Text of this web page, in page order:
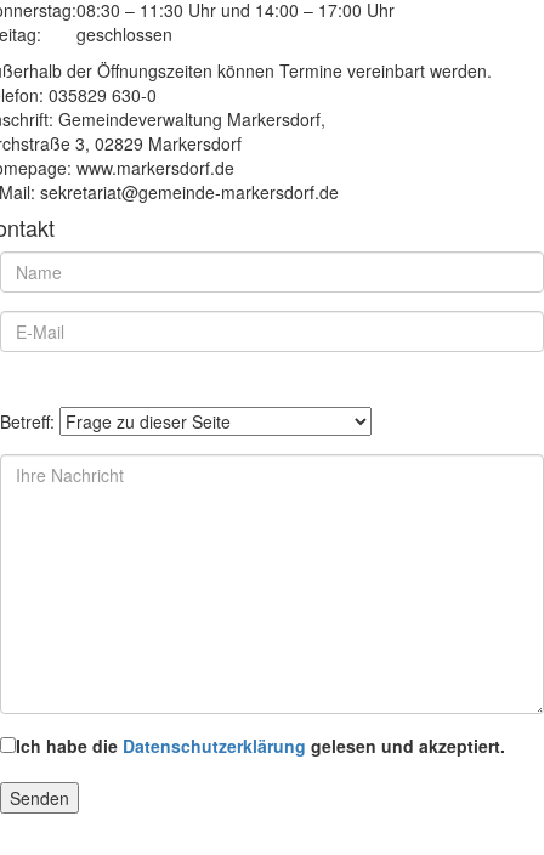
08:30 – 11:30 Uhr und 14:00 – 17:00 Uhr
geschlossen
der Öffnungszeiten können Termine vereinbart werden.
035829 630-0
Gemeindeverwaltung Markersdorf,
3, 02829 Markersdorf
www.markersdorf.de
sekretariat@gemeinde-markersdorf.de
Betreff:
Ich habe die Datenschutzerklärung gelesen und akzeptiert.